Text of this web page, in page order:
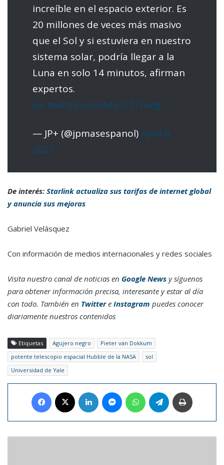
increíble en el espacio exterior. Es
20 millones de veces más masivo
que el Sol y si estuviera en nuestro
sistema solar, podría llegar a la
Luna en solo 14 minutos, afirman
expertos.
pic.twitter.com/Mqs17T0wJg
— JP+ (@jpmasespanol)April 8,
2023
De interés: Starlink actualiza sus tarifas de internet global
y anuncia sus mejoras
Gabriel Velásquez
Con información de medios internacionales y redes sociales
Visita nuestro canal de noticias en Google News y síguenos
para obtener información precisa, interesante y estar al día
con todo. También en Twittere Instagram puedes conocer
diariamente nuestros contenidos
Etiquetas Agujero negro
Pieter van Dokkum
potente telescopio espacial Hubble de la NASA
sol
Universidad de Yale
Facebook LinkedIn MessengerWhatsAppTelegram